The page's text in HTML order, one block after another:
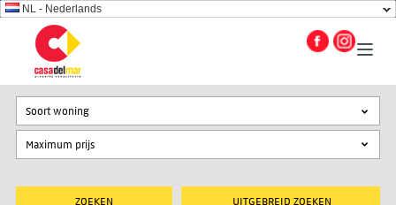
NL - Nederlands
UITGEBREID ZOEKEN
Soort woning